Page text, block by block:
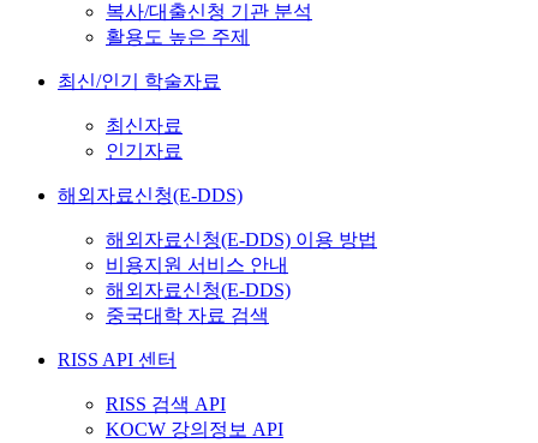
복사/대출신청 기관 분석
활용도 높은 주제
최신/인기 학술자료
최신자료
인기자료
해외자료신청(E-DDS)
해외자료신청(E-DDS) 이용 방법
비용지원 서비스 안내
해외자료신청(E-DDS)
중국대학 자료 검색
RISS API 센터
RISS 검색 API
KOCW 강의정보 API